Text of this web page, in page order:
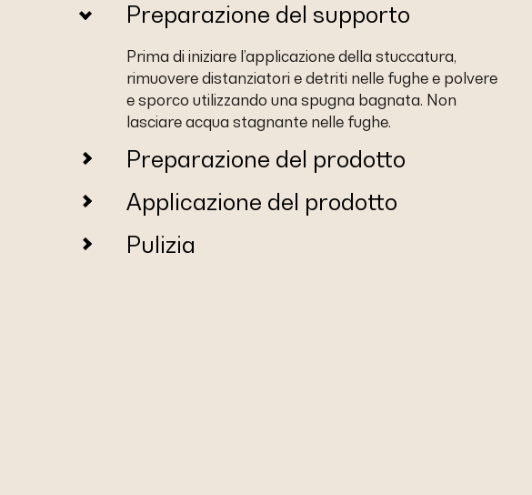
Preparazione del supporto
Prima di iniziare l’applicazione della stuccatura,
rimuovere distanziatori e detriti nelle fughe e polvere
e sporco utilizzando una spugna bagnata. Non
lasciare acqua stagnante nelle fughe.
Preparazione del prodotto
Applicazione del prodotto
Pulizia